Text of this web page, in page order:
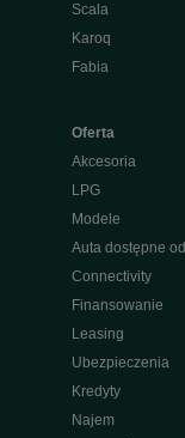
Scala
Karoq
Fabia
Oferta
Akcesoria
LPG
Modele
Auta dostępne
Connectivity
Finansowanie
Leasing
Ubezpieczenia
Kredyty
Najem